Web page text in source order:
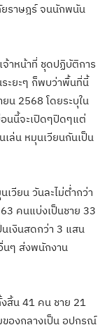
ราษฎร์ จนนักพนัน
จ้าหน้าที่ ชุดปฏิบัติการ
ะยะๆ ก็พบว่าพื้นที่นี้
น 2568 โดยระบุใน
นนี้จะเปิดๆปิดๆแต่
ล่น หมุนเวียนกันเป็น
เวียน วันละไม่ต่ำกว่า
คนแบ่งเป็นชาย 33
เงินสดกว่า 3 แสน
นๆ ส่งพนักงาน
สิ้น 41 คน ชาย 21
องกลางเป็น อุปกรณ์